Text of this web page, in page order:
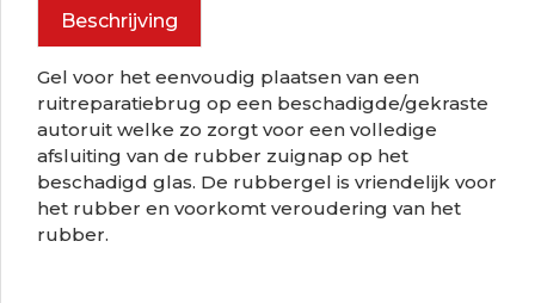
Beschrijving
Gel voor het eenvoudig plaatsen van een
ruitreparatiebrug op een beschadigde/gekraste
autoruit welke zo zorgt voor een volledige
afsluiting van de rubber zuignap op het
beschadigd glas. De rubbergel is vriendelijk voor
het rubber en voorkomt veroudering van het
rubber.